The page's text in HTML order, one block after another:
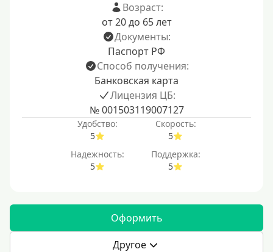
Возраст:
от 20 до 65 лет
Документы:
Паспорт РФ
Способ получения:
Банковская карта
Лицензия ЦБ:
№ 001503119007127
Удобство:
5
Скорость:
5
Надежность:
5
Поддержка:
5
Оформить
Другое